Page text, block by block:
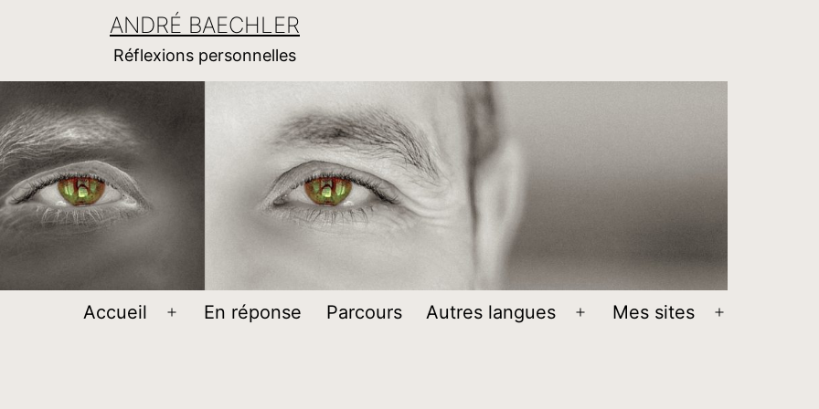
ANDRÉ BAECHLER
Réflexions personnelles
Accueil
Ouvrir
En réponse Parcours Autres langues
Ouvrir
Mes sites